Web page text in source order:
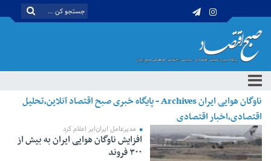
ناوگان هوایی ایران Archives - پایگاه خبری صبح اقتصاد آنلاین،تحلیل
اقتصادی،اخبار اقتصادی
مدیرعامل ایران‌ایر اعلام کرد
افزایش ناوگان هوایی ایران به بیش از
۳۰۰ فروند